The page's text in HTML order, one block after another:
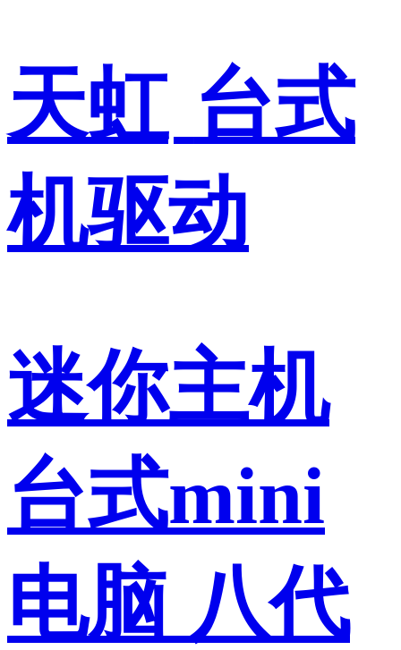
天虹 台式
机驱动
迷你主机
台式mini
电脑 八代